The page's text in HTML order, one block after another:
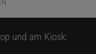
und am Kiosk: